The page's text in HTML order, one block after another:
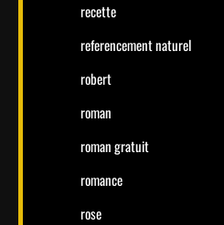
recette
referencement naturel
robert
roman
roman gratuit
romance
rose